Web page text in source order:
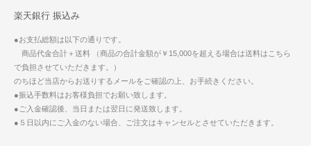
楽天銀行 振込み
●お支払総額は以下の通りです。
商品代金合計＋送料 （商品の合計金額が￥15,000を超える場合は送料はこちら
で負担させていただきます。）
のちほど当店からお送りするメールをご確認の上、お手続きください。
●振込手数料はお客様負担でお願い致します。
●ご入金確認後、当日または翌日に発送致します。
●５日以内にご入金のない場合、ご注文はキャンセルとさせていただきます。